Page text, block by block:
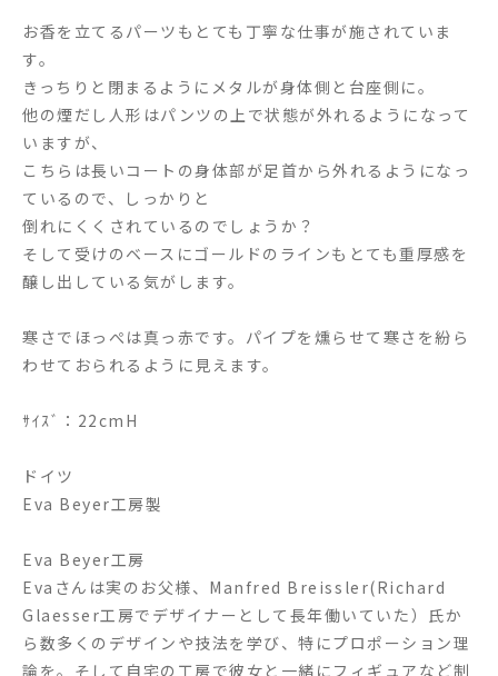
お香を立てるパーツもとても丁寧な仕事が施されていま
す。
きっちりと閉まるようにメタルが身体側と台座側に。
他の煙だし人形はパンツの上で状態が外れるようになって
いますが、
こちらは長いコートの身体部が足首から外れるようになっ
ているので、しっかりと
倒れにくくされているのでしょうか？
そして受けのベースにゴールドのラインもとても重厚感を
醸し出している気がします。
寒さでほっぺは真っ赤です。パイプを燻らせて寒さを紛ら
わせておられるように見えます。
ｻｲｽﾞ：22cmH
ドイツ
Eva Beyer工房製
Eva Beyer工房
Evaさんは実のお父様、Manfred Breissler(Richard
Glaesser工房でデザイナーとして長年働いていた）氏か
ら数多くのデザインや技法を学び、特にプロポーション理
論を。そして自宅の工房で彼女と一緒にフィギュアなど制